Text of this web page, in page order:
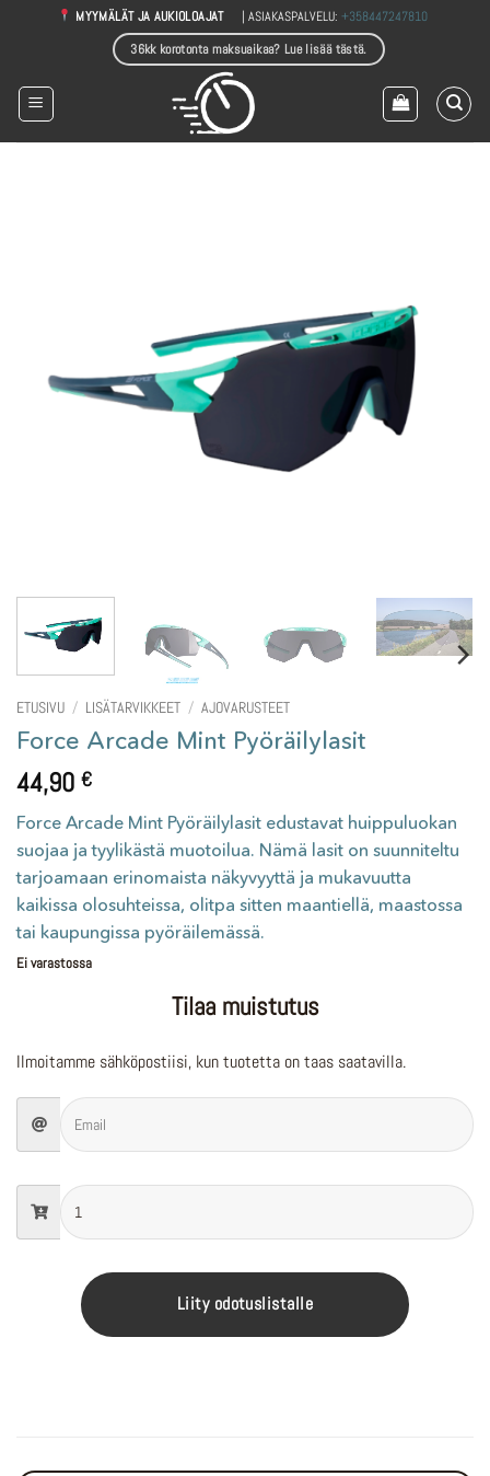
MYYMÄLÄT JA AUKIOLOAJAT | ASIAKASPALVELU:+358447247810
36kk korotonta maksuaikaa? Lue lisää tästä.
ETUSIVU / LISÄTARVIKKEET / AJOVARUSTEET
Force Arcade Mint Pyöräilylasit
44,90 €
Force Arcade Mint Pyöräilylasit edustavat huippuluokan
suojaa ja tyylikästä muotoilua. Nämä lasit on suunniteltu
tarjoamaan erinomaista näkyvyyttä ja mukavuutta
kaikissa olosuhteissa, olitpa sitten maantiellä, maastossa
tai kaupungissa pyöräilemässä.
Ei varastossa
Tilaa muistutus
Ilmoitamme sähköpostiisi, kun tuotetta on taas saatavilla.
Liity odotuslistalle